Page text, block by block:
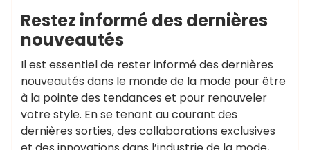
Restez informé des dernières
nouveautés
Il est essentiel de rester informé des dernières
nouveautés dans le monde de la mode pour être
à la pointe des tendances et pour renouveler
votre style. En se tenant au courant des
dernières sorties, des collaborations exclusives